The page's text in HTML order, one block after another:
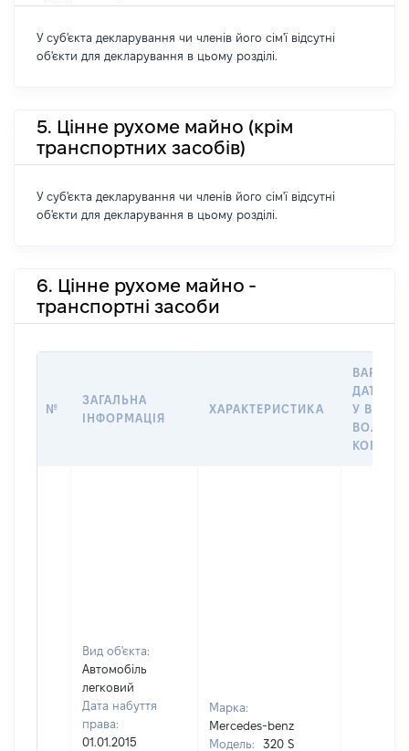
У суб'єкта декларування чи членів його сім'ї відсутні
об'єкти для декларування в цьому розділі.
5. Цінне рухоме майно (крім
транспортних засобів)
У суб'єкта декларування чи членів його сім'ї відсутні
об'єкти для декларування в цьому розділі.
6. Цінне рухоме майно -
транспортні засоби
№
ЗАГАЛЬНА
ІНФОРМАЦІЯ
ХАРАКТЕРИСТИКА
ДАТУ
У
Вид об'єкта:
Автомобіль
легковий
Дата набуття
права:
01.01.2015
Марка:
Mercedes-benz
Модель:
320 S